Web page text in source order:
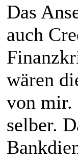
Das
auch
wären
von mir.
selber.